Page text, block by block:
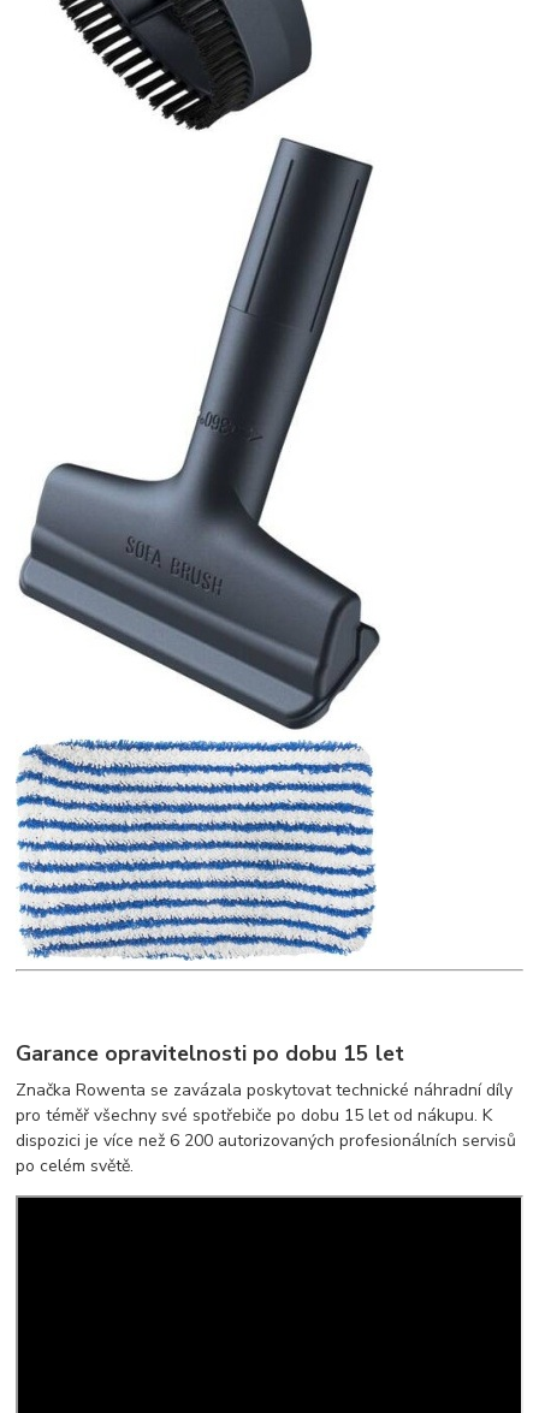
Garance opravitelnosti po dobu 15 let
Značka Rowenta se zavázala poskytovat technické náhradní díly
pro téměř všechny své spotřebiče po dobu 15 let od nákupu. K
dispozici je více než 6 200 autorizovaných profesionálních servisů
po celém světě.